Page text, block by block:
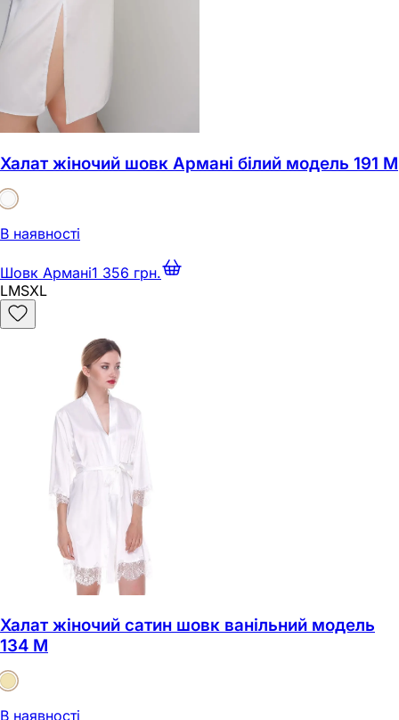
Халат жіночий шовк Армані білий модель 191 M
В наявності
Шовк Армані1 356 грн.
LMSXL
Халат жіночий сатин шовк ванільний модель
134 M
В наявності